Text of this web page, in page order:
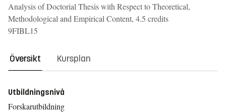
Analysis of Doctorial Thesis with Respect to Theoretical,
Methodological and Empirical Content, 4.5 credits
9FIBL15
Översikt Kursplan
Utbildningsnivå
Forskarutbildning